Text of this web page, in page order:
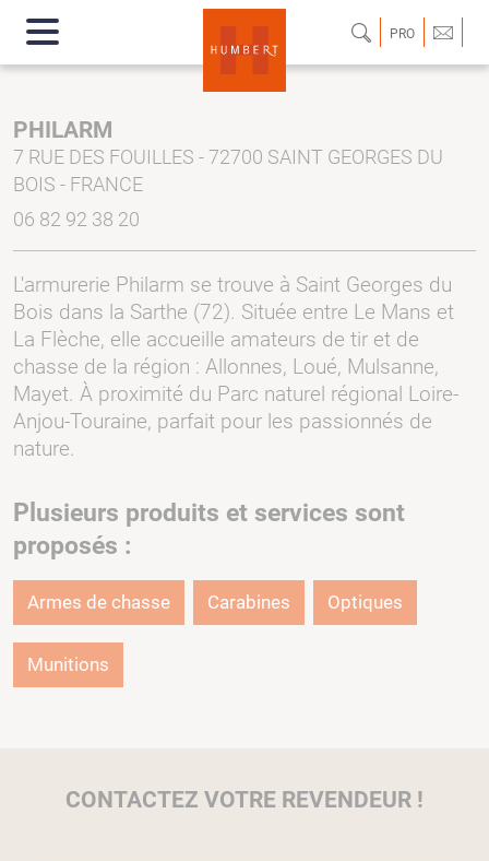
PRO
PHILARM
7 RUE DES FOUILLES - 72700 SAINT GEORGES DU
BOIS - FRANCE
06 82 92 38 20
L'armurerie Philarm se trouve à Saint Georges du
Bois dans la Sarthe (72). Située entre Le Mans et
La Flèche, elle accueille amateurs de tir et de
chasse de la région : Allonnes, Loué, Mulsanne,
Mayet. À proximité du Parc naturel régional Loire-
Anjou-Touraine, parfait pour les passionnés de
nature.
Plusieurs produits et services sont
proposés :
Armes de chasse Carabines Optiques
Munitions
CONTACTEZ VOTRE REVENDEUR !